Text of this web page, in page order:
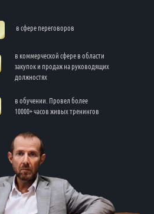
в сфере переговоров
в коммерческой сфере в области
закупок и продаж на руководящих
должностях
в обучении. Провел более
10000+ часов живых тренингов